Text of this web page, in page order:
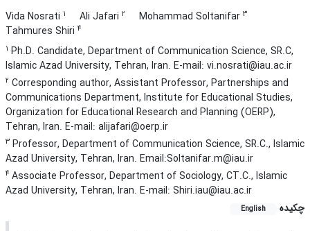
Vida Nosrati 1 Ali Jafari 2 Mohammad Soltanifar 3
Tahmures Shiri 4
1 Ph.D. Candidate, Department of Communication Science, SR.C,
Islamic Azad University, Tehran, Iran. E-mail: vi.nosrati@iau.ac.ir
2 Corresponding author, Assistant Professor, Partnerships and
Communications Department, Institute for Educational Studies,
Organization for Educational Research and Planning (OERP),
Tehran, Iran. E-mail: alijafari@oerp.ir
3 Professor, Department of Communication Science, SR.C., Islamic
Azad University, Tehran, Iran. Email:Soltanifar.m@iau.ir
4 Associate Professor, Department of Sociology, CT.C., Islamic
Azad University, Tehran, Iran. E-mail: Shiri.iau@iau.ac.ir
چکیده
English